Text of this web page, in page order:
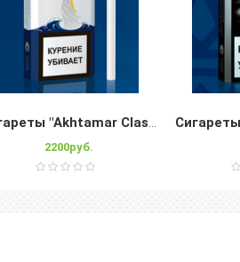
Сигареты "Akhtamar Classic" Slims
2200руб.